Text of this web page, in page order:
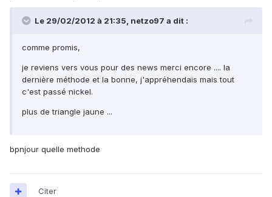
Le 29/02/2012 à 21:35, netzo97 a dit :
comme promis,
je reviens vers vous pour des news merci encore .... la
dernière méthode et la bonne, j'appréhendais mais tout
c'est passé nickel.
plus de triangle jaune ...
bpnjour quelle methode
Citer